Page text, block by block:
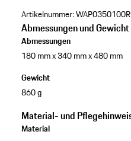
Artikelnummer:
Abmessungen und Gewicht
Abmessungen
180 mm x 340 mm x 480 mm
Gewicht
860 g
Material- und
Material